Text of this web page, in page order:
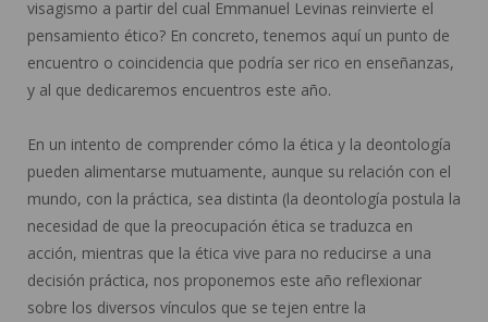
visagismo a partir del cual Emmanuel Levinas reinvierte el
pensamiento ético? En concreto, tenemos aquí un punto de
encuentro o coincidencia que podría ser rico en enseñanzas,
y al que dedicaremos encuentros este año.
En un intento de comprender cómo la ética y la deontología
pueden alimentarse mutuamente, aunque su relación con el
mundo, con la práctica, sea distinta (la deontología postula la
necesidad de que la preocupación ética se traduzca en
acción, mientras que la ética vive para no reducirse a una
decisión práctica, nos proponemos este año reflexionar
sobre los diversos vínculos que se tejen entre la